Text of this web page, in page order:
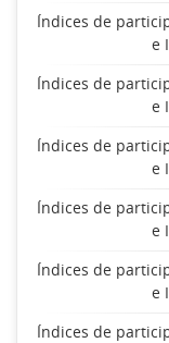
Índices de
e
Índices de
e
Índices de
e
Índices de
e
Índices de
e
Índices de